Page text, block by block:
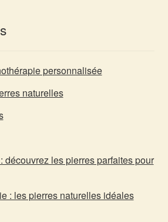
personnalisée
naturelles
découvrez les pierres parfaites pour
: les pierres naturelles idéales